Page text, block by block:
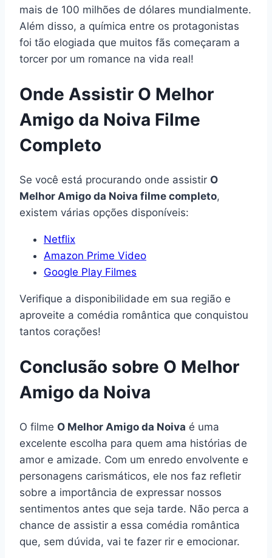
mais de 100 milhões de dólares mundialmente.
Além disso, a química entre os protagonistas
foi tão elogiada que muitos fãs começaram a
torcer por um romance na vida real!
Onde Assistir O Melhor
Amigo da Noiva Filme
Completo
Se você está procurando onde assistir O
Melhor Amigo da Noiva filme completo,
existem várias opções disponíveis:
Netflix
Amazon Prime Video
Google Play Filmes
Verifique a disponibilidade em sua região e
aproveite a comédia romântica que conquistou
tantos corações!
Conclusão sobre O Melhor
Amigo da Noiva
O filme O Melhor Amigo da Noiva é uma
excelente escolha para quem ama histórias de
amor e amizade. Com um enredo envolvente e
personagens carismáticos, ele nos faz refletir
sobre a importância de expressar nossos
sentimentos antes que seja tarde. Não perca a
chance de assistir a essa comédia romântica
que, sem dúvida, vai te fazer rir e emocionar.